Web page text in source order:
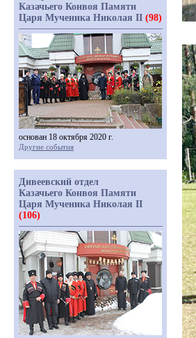
Казачьего Конвоя Памяти
Царя Мученика Николая II (98)
основан 18 октября 2020 г.
Другие события
Дивеевский отдел
Казачьего Конвоя Памяти
Царя Мученика Николая II
(106)